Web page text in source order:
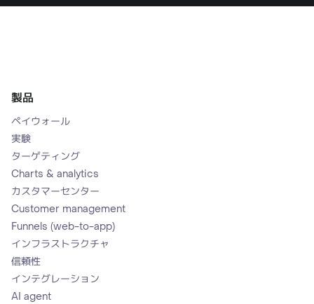
製品
ペイウォール
実験
ターゲティング
Charts & analytics
カスタマーセンター
Customer management
Funnels (web-to-app)
インフラストラクチャ
信頼性
インテグレーション
AI agent